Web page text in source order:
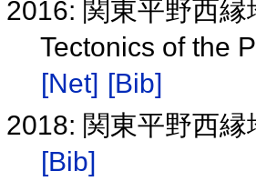
2016: 関東平野西
Tectonics of the
[Net] [Bib]
2018: 関東平野西
[Bib]